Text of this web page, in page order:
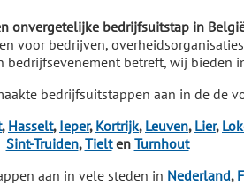
onvergetelijke bedrijfsuitstap in
voor bedrijven,
betreft, wij bieden
bedrijfsuitstappen aan in de de
, Hasselt, Ieper, Kortrijk, Leuven, Lier,
Sint-Truiden,Tielten Turnhout
aan in vele steden in Nederland,